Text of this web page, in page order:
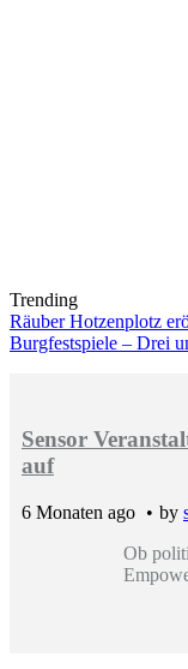
Trending
Räuber Hotzenplotz
Burgfestspiele – Drei
Sensor
auf
6 Monaten ago by
Ob